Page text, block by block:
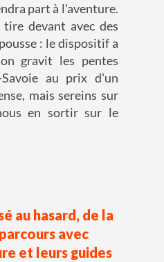
part à l'aventure.
devant avec des
: le dispositif a
gravit les pentes
au prix d'un
mais sereins sur
en sortir sur le
au hasard, de la
avec
et leurs guides